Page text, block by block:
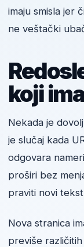
imaju smisla jer
ne veštački
koji
Nekada je
je slučaj kada
odgovara
proširi bez
praviti novi
Nova stranica
previše